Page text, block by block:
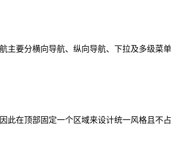
要分横向导航、纵向导航、下拉及多级菜单
此在顶部固定一个区域来设计统一风格且不